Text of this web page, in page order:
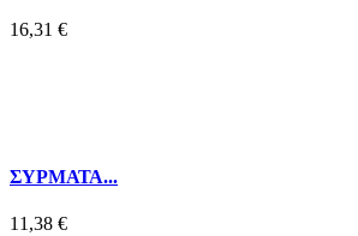
16,31 €
ΣΥΡΜΑΤΑ...
11,38 €